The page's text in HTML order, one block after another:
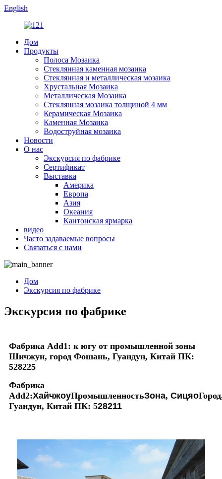
English
Дом
Продукты
Полоса Мозаика
Стеклянная каменная мозаика
Стеклянная и металлическая мозаика
Хрустальная Мозаика
Металлическая Мозаика
Стеклянная мозаика толщиной 4 мм
Керамическая Мозаика
Каменная Мозаика
Водоструйная мозаика
Новости
О нас
Экскурсия по фабрике
Сертификат
Выставка
Америка
Европа
Азия
Океания
Кантонская ярмарка
видео
Часто задаваемые вопросы
Связаться с нами
Дом
Экскурсия по фабрике
Экскурсия по фабрике
Фабрика Add1: к югу от промышленной зоны
Шичжун, город Фошань, Гуандун, Китай ПК:
528225
Фабрика
Add2:ХайчжоуПромышленностьЗона, Сицяо
Гуандун, Китай ПК: 528211